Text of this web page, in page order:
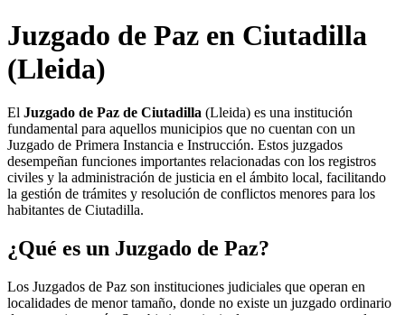
Juzgado de Paz en Ciutadilla
(Lleida)
El Juzgado de Paz de Ciutadilla (Lleida) es una institución
fundamental para aquellos municipios que no cuentan con un
Juzgado de Primera Instancia e Instrucción. Estos juzgados
desempeñan funciones importantes relacionadas con los registros
civiles y la administración de justicia en el ámbito local, facilitando
la gestión de trámites y resolución de conflictos menores para los
habitantes de Ciutadilla.
¿Qué es un Juzgado de Paz?
Los Juzgados de Paz son instituciones judiciales que operan en
localidades de menor tamaño, donde no existe un juzgado ordinario